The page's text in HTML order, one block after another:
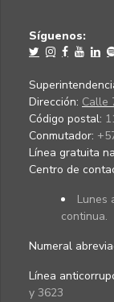
Síguenos:
Dirección: Calle
Código postal:
Conmutador:
Línea gratuita
Centro de
Lunes
continua.
Numeral
Línea
y 3623